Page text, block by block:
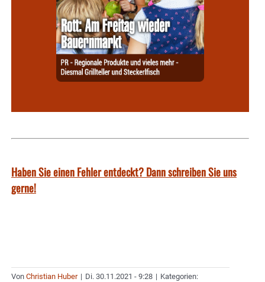
Haben Sie einen Fehler entdeckt? Dann schreiben Sie uns
gerne!
Von Christian Huber | Di. 30.11.2021 - 9:28 | Kategorien: